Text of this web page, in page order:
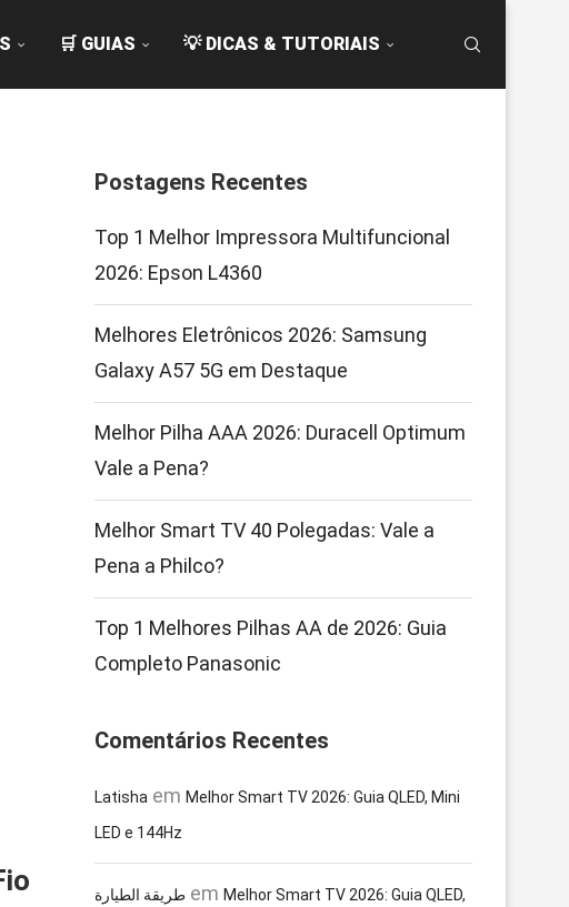
🛒 GUIAS 💡 DICAS & TUTORIAIS
Postagens Recentes
Top 1 Melhor Impressora Multifuncional
2026: Epson L4360
Melhores Eletrônicos 2026: Samsung
Galaxy A57 5G em Destaque
Melhor Pilha AAA 2026: Duracell Optimum
Vale a Pena?
Melhor Smart TV 40 Polegadas: Vale a
Pena a Philco?
Top 1 Melhores Pilhas AA de 2026: Guia
Completo Panasonic
Comentários Recentes
Latisha em Melhor Smart TV 2026: Guia QLED, Mini
LED e 144Hz
طريقة الطيارة em Melhor Smart TV 2026: Guia QLED,